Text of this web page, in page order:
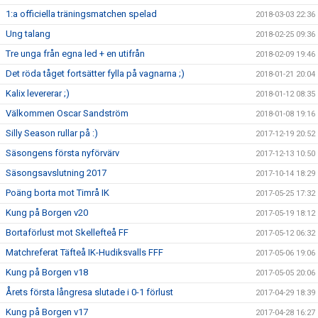
1:a officiella träningsmatchen spelad 2018-03-03 22:36
Ung talang 2018-02-25 09:36
Tre unga från egna led + en utifrån 2018-02-09 19:46
Det röda tåget fortsätter fylla på vagnarna ;) 2018-01-21 20:04
Kalix levererar ;) 2018-01-12 08:35
Välkommen Oscar Sandström 2018-01-08 19:16
Silly Season rullar på :) 2017-12-19 20:52
Säsongens första nyförvärv 2017-12-13 10:50
Säsongsavslutning 2017 2017-10-14 18:29
Poäng borta mot Timrå IK 2017-05-25 17:32
Kung på Borgen v20 2017-05-19 18:12
Bortaförlust mot Skellefteå FF 2017-05-12 06:32
Matchreferat Täfteå IK-Hudiksvalls FFF 2017-05-06 19:06
Kung på Borgen v18 2017-05-05 20:06
Årets första långresa slutade i 0-1 förlust 2017-04-29 18:39
Kung på Borgen v17 2017-04-28 16:27